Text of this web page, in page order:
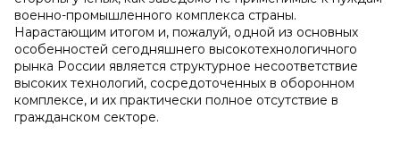
военно-промышленного комплекса страны.
Нарастающим итогом и, пожалуй, одной из основных
особенностей сегодняшнего высокотехнологичного
рынка России является структурное несоответствие
высоких технологий, сосредоточенных в оборонном
комплексе, и их практически полное отсутствие в
гражданском секторе.